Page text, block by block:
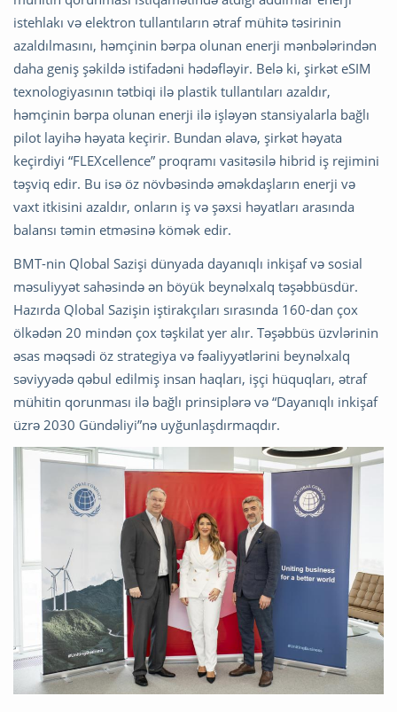
istehlakı və elektron tullantıların ətraf mühitə təsirinin
azaldılmasını, həmçinin bərpa olunan enerji mənbələrindən
daha geniş şəkildə istifadəni hədəfləyir. Belə ki, şirkət eSIM
texnologiyasının tətbiqi ilə plastik tullantıları azaldır,
həmçinin bərpa olunan enerji ilə işləyən stansiyalarla bağlı
pilot layihə həyata keçirir. Bundan əlavə, şirkət həyata
keçirdiyi “FLEXcellence” proqramı vasitəsilə hibrid iş rejimini
təşviq edir. Bu isə öz növbəsində əməkdaşların enerji və
vaxt itkisini azaldır, onların iş və şəxsi həyatları arasında
balansı təmin etməsinə kömək edir.
BMT-nin Qlobal Sazişi dünyada dayanıqlı inkişaf və sosial
məsuliyyət sahəsində ən böyük beynəlxalq təşəbbüsdür.
Hazırda Qlobal Sazişin iştirakçıları sırasında 160-dan çox
ölkədən 20 mindən çox təşkilat yer alır. Təşəbbüs üzvlərinin
əsas məqsədi öz strategiya və fəaliyyətlərini beynəlxalq
səviyyədə qəbul edilmiş insan haqları, işçi hüquqları, ətraf
mühitin qorunması ilə bağlı prinsiplərə və “Dayanıqlı inkişaf
üzrə 2030 Gündəliyi”nə uyğunlaşdırmaqdır.